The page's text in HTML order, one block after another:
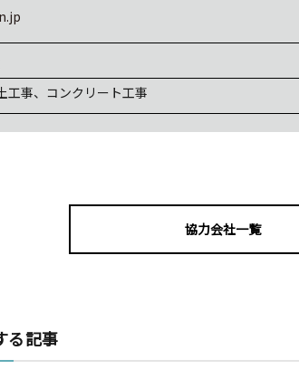
工事、コンクリート工事
協力会社一覧
る記事